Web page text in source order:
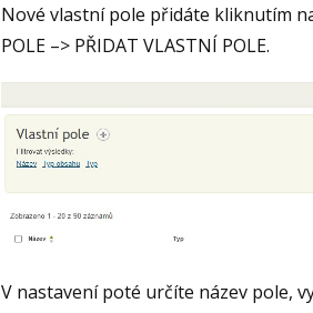
Nové vlastní pole přidáte kliknutím
POLE –> PŘIDAT VLASTNÍ POLE.
V nastavení poté určíte název pole,